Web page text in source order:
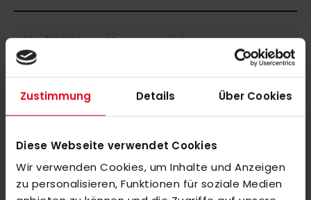
Zustimmung Details Über Cookies
Diese Webseite verwendet Cookies
Wir verwenden Cookies, um Inhalte und Anzeigen
zu personalisieren, Funktionen für soziale Medien
adidas T19 S/S Jersey Men power red/white
MEHR INFORMATIONEN
ÄHNLICHE PRODUKTE
Markieren Sie die Artikel, um Sie dem Warenkorb hinzuzufügen
oder Alle auswählen